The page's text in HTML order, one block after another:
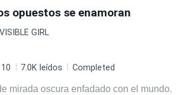
e inocente para encajar en una
cruel? ¿Puede su dulce naturaleza
o logrará superar esto, navegando por
Infidelidad
opuestos se enamoran
GIRL
10 7.0K leídos Completed
mirada oscura enfadado con el mundo.